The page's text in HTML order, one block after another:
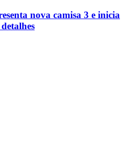
nova camisa 3 e inicia